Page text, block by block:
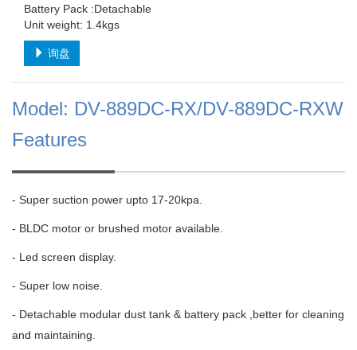
Battery Pack :Detachable
Unit weight: 1.4kgs
询盘
Model: DV-889DC-RX/DV-889DC-RXW
Features
- Super suction power upto 17-20kpa.
- BLDC motor or brushed motor available.
- Led screen display.
- Super low noise.
- Detachable modular dust tank & battery pack ,better for cleaning
and maintaining.